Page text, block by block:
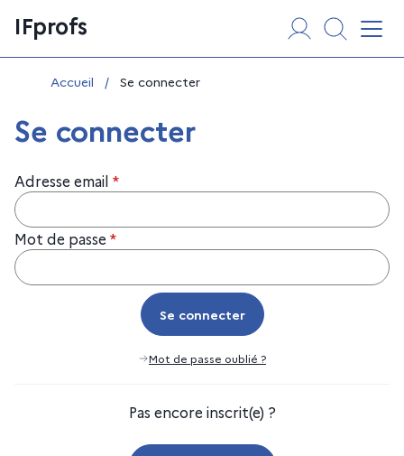
au
contenu
IFprofs
Vous êtes ici :
Accueil / Se connecter
Se connecter
Adresse email *
Mot de passe *
Se connecter
Se connecter
Mot de passe oublié ?
Pas encore inscrit(e) ?